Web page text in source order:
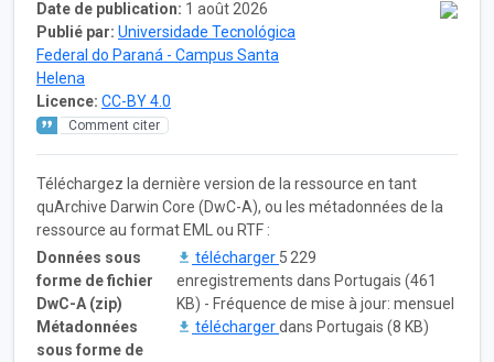
Date de publication: 1 août 2026
Publié par: Universidade Tecnológica
Federal do Paraná - Campus Santa
Helena
Licence: CC-BY 4.0
Comment citer
Téléchargez la dernière version de la ressource en tant
quArchive Darwin Core (DwC-A), ou les métadonnées de la
ressource au format EML ou RTF :
Données sous
forme de fichier
DwC-A (zip)
télécharger 5 229
enregistrements dans Portugais (461
KB) - Fréquence de mise à jour: mensuel
Métadonnées
sous forme de
téléchargerdans Portugais (8 KB)